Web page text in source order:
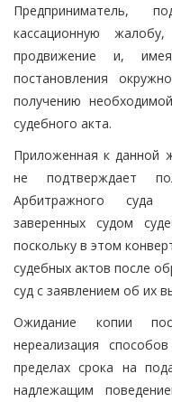
Предприниматель,
кассационную
продвижение и,
постановления
получению
судебного акта.
Приложенная к данной
не подтверждает
Арбитражного суда
заверенных судом
поскольку в этом
судебных актов после
суд с заявлением об их
Ожидание копии
нереализация
пределах срока на
надлежащим